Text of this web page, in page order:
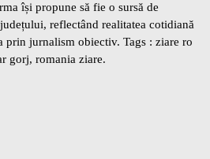
își propune să fie o sursă de
reflectând realitatea cotidiană
prin jurnalism obiectiv. Tags : ziare ro
gorj, romania ziare.